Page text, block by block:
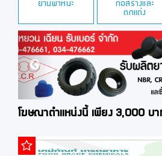
ยานพาหนะ
ก่อสร้างและ
ตกแต่ง
Previous
โฆษณาตำแหน่งนี้ เพียง 3,000 บ